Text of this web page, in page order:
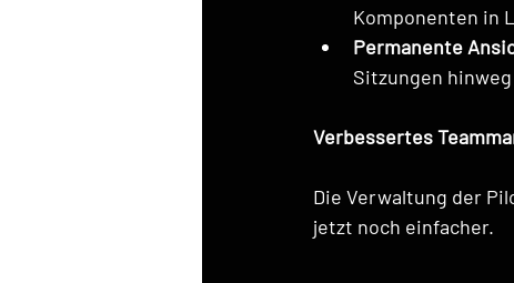
Komponenten in
Permanente
Sitzungen
Verbessertes
Die Verwaltung der
jetzt noch einfacher.